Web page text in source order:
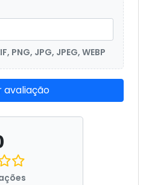
JPG, JPEG, WEBP
avaliação